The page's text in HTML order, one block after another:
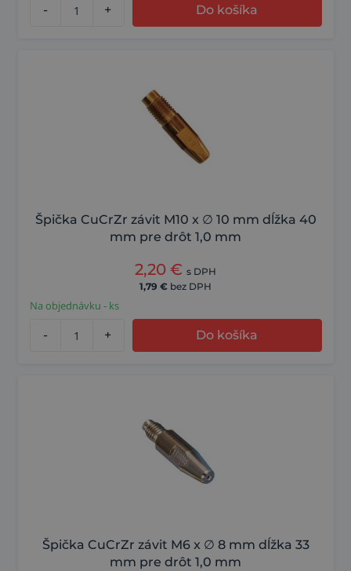
- + Do košíka
Špička CuCrZr závit M10 x ∅ 10 mm dĺžka 40
mm pre drôt 1,0 mm
2,20 € s DPH
1,79 € bez DPH
Na objednávku - ks
- + Do košíka
Špička CuCrZr závit M6 x ∅ 8 mm dĺžka 33
mm pre drôt 1,0 mm